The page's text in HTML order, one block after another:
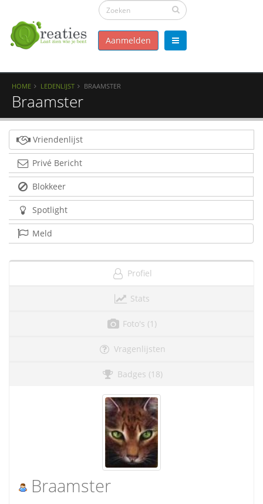
Aanmelden
HOME LEDENLIJST BRAAMSTER
Braamster
Vriendenlijst
Privé Bericht
Blokkeer
Spotlight
Meld
Profiel
Stats
Foto's (1)
Vragenlijsten
Badges (18)
Braamster